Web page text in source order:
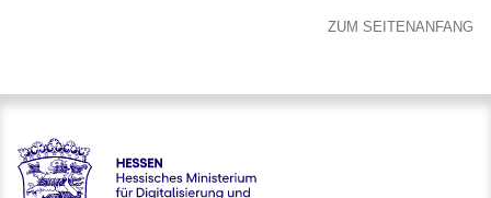
ZUM SEITENANFANG